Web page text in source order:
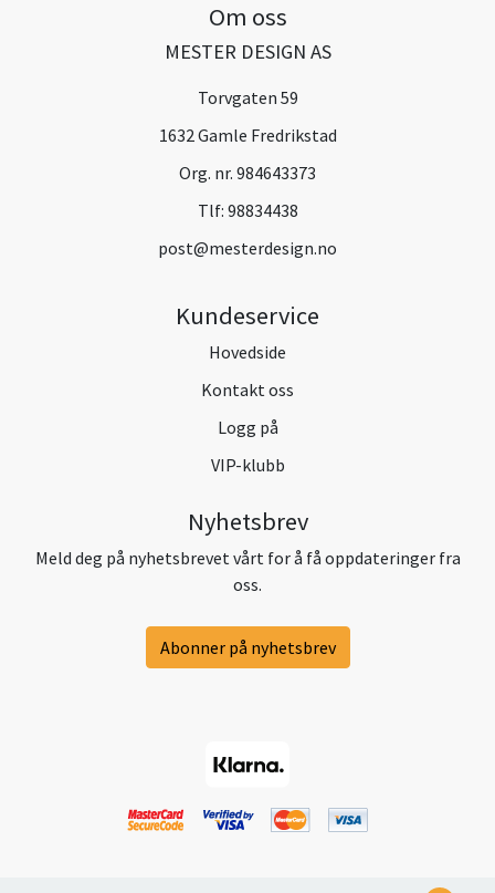
Om oss
MESTER DESIGN AS
Torvgaten 59
1632 Gamle Fredrikstad
Org. nr. 984643373
Tlf: 98834438
post@mesterdesign.no
Kundeservice
Hovedside
Kontakt oss
Logg på
VIP-klubb
Nyhetsbrev
Meld deg på nyhetsbrevet vårt for å få oppdateringer fra
oss.
Abonner på nyhetsbrev